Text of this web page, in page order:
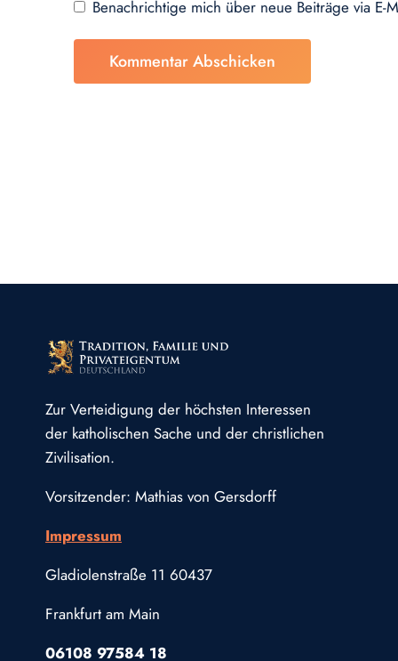
Benachrichtige mich über neue Beiträge via E-
Zur Verteidigung der höchsten Interessen
der katholischen Sache und der christlichen
Zivilisation.
Vorsitzender: Mathias von Gersdorff
Impressum
Gladiolenstraße 11 60437
Frankfurt am Main
06108 97584 18